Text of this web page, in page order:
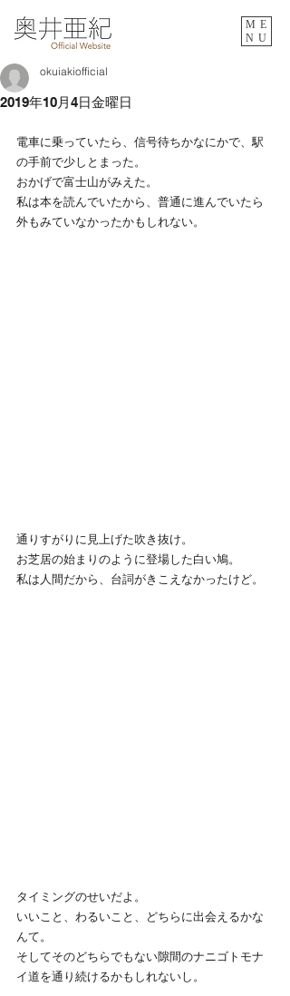
ME
NU
2019年10月4日金曜日
okuiakiofficial
電車に乗っていたら、信号待ちかなにかで、駅
の手前で少しとまった。
おかげで富士山がみえた。
私は本を読んでいたから、普通に進んでいたら
外もみていなかったかもしれない。
通りすがりに見上げた吹き抜け。
お芝居の始まりのように登場した白い鳩。
私は人間だから、台詞がきこえなかったけど。
タイミングのせいだよ。
いいこと、わるいこと、どちらに出会えるかな
んて。
そしてそのどちらでもない隙間のナニゴトモナ
イ道を通り続けるかもしれないし。